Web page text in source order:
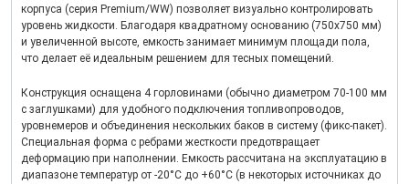
корпуса (серия Premium/WW) позволяет визуально контролировать
уровень жидкости. Благодаря квадратному основанию (750х750 мм)
и увеличенной высоте, емкость занимает минимум площади пола,
что делает её идеальным решением для тесных помещений.
Конструкция оснащена 4 горловинами (обычно диаметром 70-100 мм
с заглушками) для удобного подключения топливопроводов,
уровнемеров и объединения нескольких баков в систему (фикс-пакет).
Специальная форма с ребрами жесткости предотвращает
деформацию при наполнении. Емкость рассчитана на эксплуатацию в
диапазоне температур от -20°C до +60°C (в некоторых источниках до